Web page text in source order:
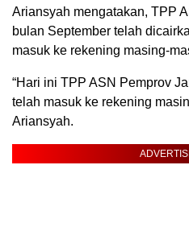
Ariansyah mengatakan, TPP
bulan September telah
masuk ke rekening masing-
“Hari ini TPP ASN Pemprov
telah masuk ke rekening
Ariansyah.